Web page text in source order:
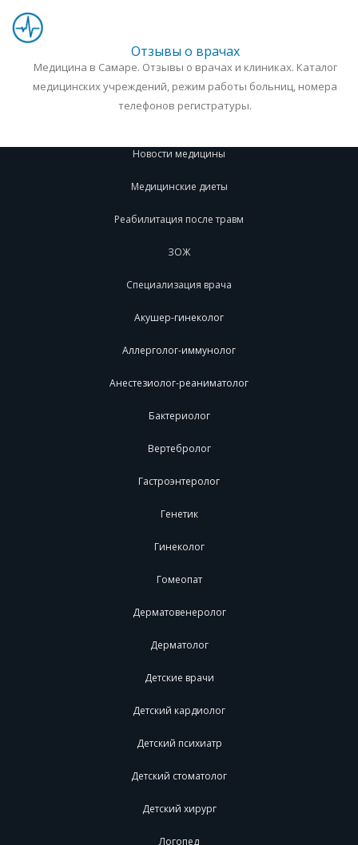
Отзывы о врачах
Медицина в Самаре. Отзывы о врачах и клиниках. Каталог
медицинских учреждений, режим работы больниц, номера
телефонов регистратуры.
Новости медицины
Медицинские диеты
Реабилитация после травм
ЗОЖ
Специализация врача
Акушер-гинеколог
Аллерголог-иммунолог
Анестезиолог-реаниматолог
Бактериолог
Вертебролог
Гастроэнтеролог
Генетик
Гинеколог
Гомеопат
Дерматовенеролог
Дерматолог
Детские врачи
Детский кардиолог
Детский психиатр
Детский стоматолог
Детский хирург
Логопед